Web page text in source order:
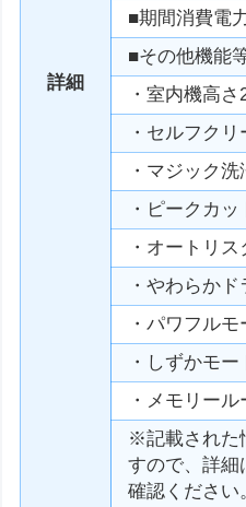
詳細
■期間消費電
■その他機能
・室内機高さ
・セルフク
・マジック
・ピークカ
・オートリス
・やわらか
・パワフルモ
・しずかモー
・メモリール
※記載された
すので、詳細
確認ください